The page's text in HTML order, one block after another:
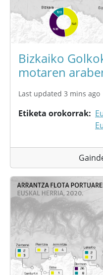
Bizkaiko
motaren
Last updated 3 mins ago
Etiketa orokorrak